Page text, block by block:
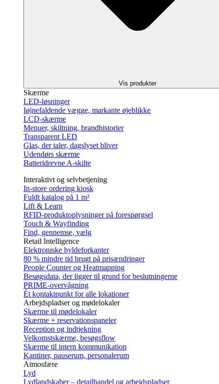
Vis produkter
Skærme
LED-løsninger
Iøjnefaldende vægge, markante øjeblikke
LCD-skærme
Menuer, skiltning, brandhistorier
Transparent LED
Glas, der taler, dagslyset bliver
Udendørs skærme
Batteridrevne A-skilte
Interaktivt og selvbetjening
In-store ordering kiosk
Fuldt katalog på 1 m²
Lift & Learn
RFID-produktoplysninger på forespørgsel
Touch & Wayfinding
Find, gennemse, vælg
Retail Intelligence
Elektroniske hyldeforkanter
80 % mindre tid brugt på prisændringer
People Counter og Heatmapping
Besøgsdata, der ligger til grund for beslutningerne
PRIME-overvågning
Ét kontaktpunkt for alle lokationer
Arbejdspladser og mødelokaler
Skærme til mødelokaler
Skærme + reservationspaneler
Reception og indtjekning
Velkomstskærme, besøgsflow
Skærme til intern kommunikation
Kantiner, pauserum, personalerum
Atmosfære
Lyd
Lydlandskaber – detailhandel og arbejdspladser